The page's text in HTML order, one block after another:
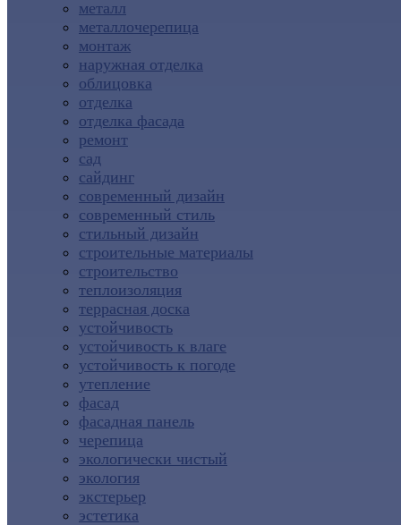
металл
металлочерепица
монтаж
наружная отделка
облицовка
отделка
отделка фасада
ремонт
сад
сайдинг
современный дизайн
современный стиль
стильный дизайн
строительные материалы
строительство
теплоизоляция
террасная доска
устойчивость
устойчивость к влаге
устойчивость к погоде
утепление
фасад
фасадная панель
черепица
экологически чистый
экология
экстерьер
эстетика